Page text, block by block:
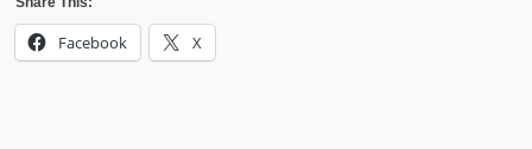
Facebook X